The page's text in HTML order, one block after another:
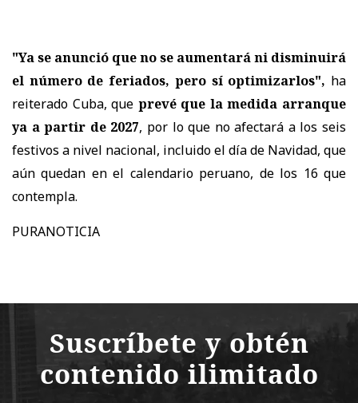
"Ya se anunció que no se aumentará ni disminuirá
el número de feriados, pero sí optimizarlos", ha
reiterado Cuba, que prevé que la medida arranque
ya a partir de 2027, por lo que no afectará a los seis
festivos a nivel nacional, incluido el día de Navidad, que
aún quedan en el calendario peruano, de los 16 que
contempla.
PURANOTICIA